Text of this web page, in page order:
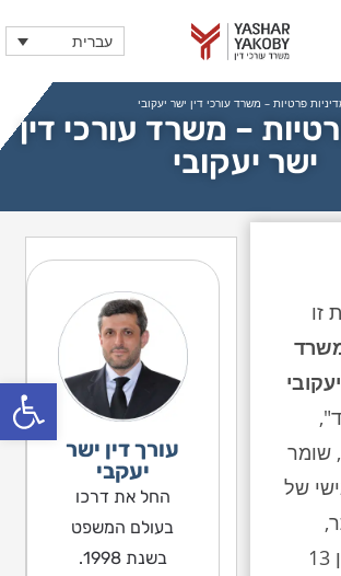
עברית
פרטיות – משרד עורכי דין ישר יעקובי
– משרד עורכי דין
ישר יעקובי
זו
שומר
של
בהתאם לתיקון 13
עורך דין ישר
יעקבי
החל את דרכו
בעולם המשפט
בשנת 1998.